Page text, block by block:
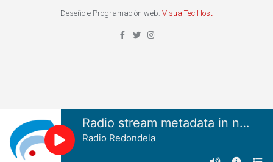
Deseño e Programación web: VisualTec Host
Radio stream metadata in not available.
Radio Redondela